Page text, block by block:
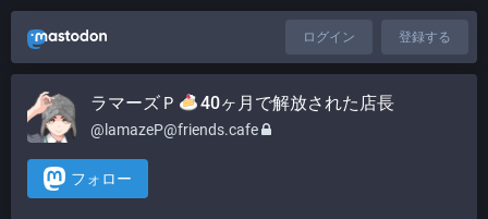
ログイン 登録する
ラマーズＰ 40ヶ月で解放された店長
@lamazeP@friends.cafe
フォロー